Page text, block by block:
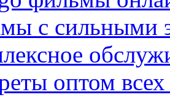
с сильными
оптом